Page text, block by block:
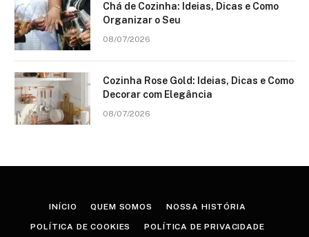
Chá de Cozinha: Ideias, Dicas e Como
Organizar o Seu
08/07/2026
Cozinha Rose Gold: Ideias, Dicas e Como
Decorar com Elegância
08/07/2026
INÍCIO QUEM SOMOS NOSSA HISTÓRIA
POLÍTICA DE COOKIES POLÍTICA DE PRIVACIDADE